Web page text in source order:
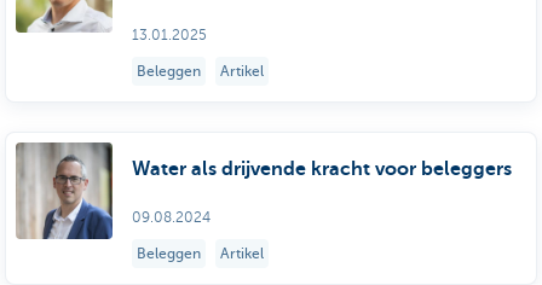
13.01.2025
Beleggen Artikel
Water als drijvende kracht voor beleggers
09.08.2024
Beleggen Artikel